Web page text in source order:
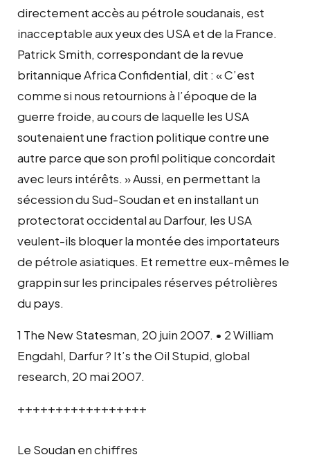
directement accès au pétrole soudanais, est
inacceptable aux yeux des USA et de la France.
Patrick Smith, correspondant de la revue
britannique Africa Confidential, dit : « C’est
comme si nous retournions à l’époque de la
guerre froide, au cours de laquelle les USA
soutenaient une fraction politique contre une
autre parce que son profil politique concordait
avec leurs intérêts. » Aussi, en permettant la
sécession du Sud-Soudan et en installant un
protectorat occidental au Darfour, les USA
veulent-ils bloquer la montée des importateurs
de pétrole asiatiques. Et remettre eux-mêmes le
grappin sur les principales réserves pétrolières
du pays.
1 The New Statesman, 20 juin 2007. • 2 William
Engdahl, Darfur ? It’s the Oil Stupid, global
research, 20 mai 2007.
+++++++++++++++++
Le Soudan en chiffres